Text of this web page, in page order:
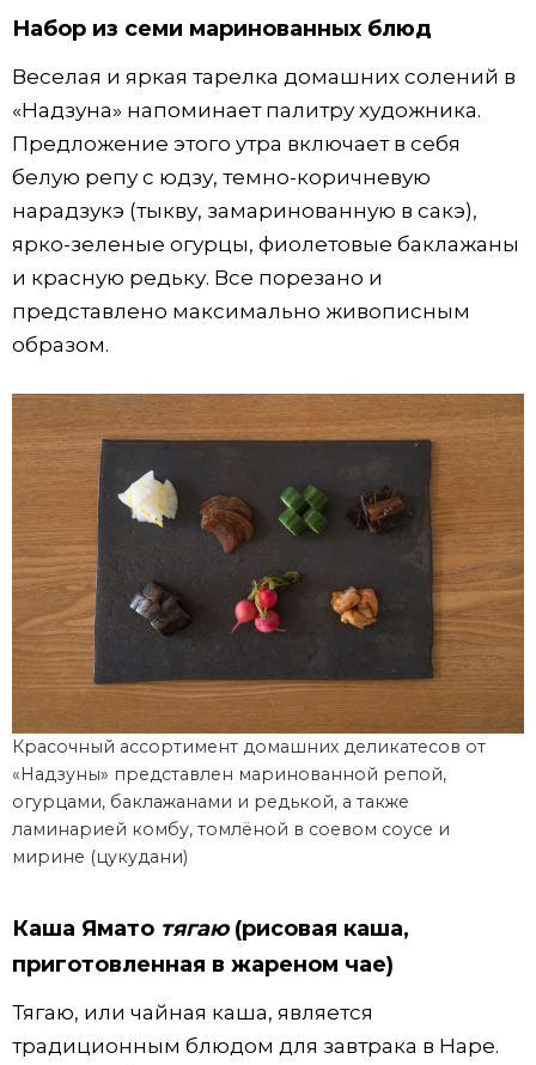
Набор из семи маринованных блюд
Веселая и яркая тарелка домашних солений в
«Надзуна» напоминает палитру художника.
Предложение этого утра включает в себя
белую репу с юдзу, темно-коричневую
нарадзукэ (тыкву, замаринованную в сакэ),
ярко-зеленые огурцы, фиолетовые баклажаны
и красную редьку. Все порезано и
представлено максимально живописным
образом.
Красочный ассортимент домашних деликатесов от
«Надзуны» представлен маринованной репой,
огурцами, баклажанами и редькой, а также
ламинарией комбу, томлёной в соевом соусе и
мирине (цукудани)
Каша Яматотягаю(рисовая каша,
приготовленная в жареном чае)
Тягаю, или чайная каша, является
традиционным блюдом для завтрака в Наре.